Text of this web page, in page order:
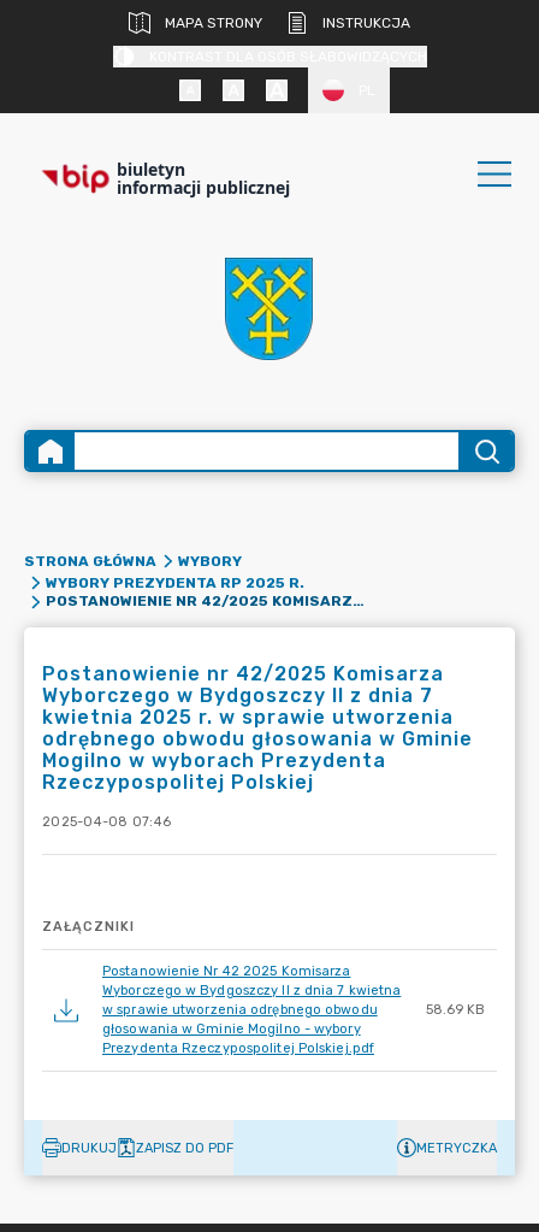
MAPA STRONY
INSTRUKCJA
biuletyn
informacji publicznej
STRONA GŁÓWNA
WYBORY
WYBORY PREZYDENTA RP 2025 R.
POSTANOWIENIE NR 42/2025 KOMISARZA WYBORCZEGO W BYDGOSZCZY II Z DNIA 7 KWIETNIA 2025 R. W SPRAWIE UTWORZENIA ODRĘBNEGO OBWODU GŁOSOWANIA W GMINIE MOGILNO W WYBORACH PREZYDENTA RZECZYPOSPOLITEJ POLSKIEJ
Postanowienie nr 42/2025 Komisarza
Wyborczego w Bydgoszczy II z dnia 7
kwietnia 2025 r. w sprawie utworzenia
odrębnego obwodu głosowania w Gminie
Mogilno w wyborach Prezydenta
Rzeczypospolitej Polskiej
2025-04-08 07:46
ZAŁĄCZNIKI
Postanowienie Nr 42 2025 Komisarza
Wyborczego w Bydgoszczy II z dnia 7 kwietna
w sprawie utworzenia odrębnego obwodu
głosowania w Gminie Mogilno - wybory
Prezydenta Rzeczypospolitej Polskiej.pdf
58.69 KB
DRUKUJ ZAPISZ DO PDF METRYCZKA